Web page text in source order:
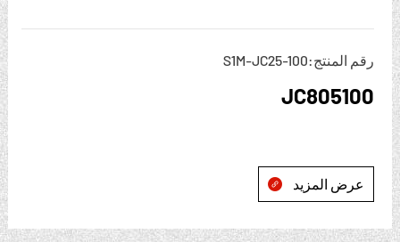
رقم المنتج:S1M-JC25-100
JC805100
عرض المزيد 